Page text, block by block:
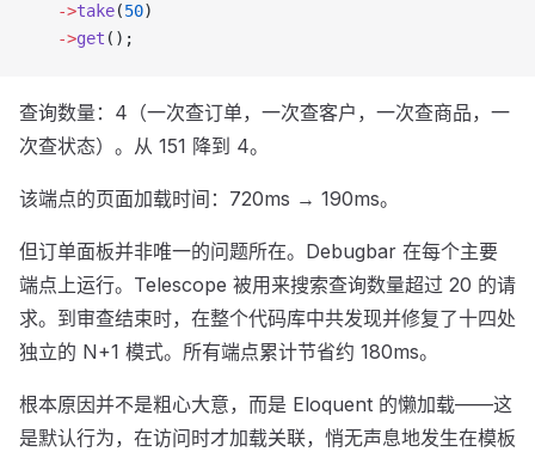
    ->
take(50)
    ->
get ();
查询数量：4（一次查订单，一次查客户，一次查商品，一
次查状态）。从 151 降到 4。
该端点的页面加载时间：720ms → 190ms。
但订单面板并非唯一的问题所在。Debugbar 在每个主要
端点上运行。Telescope 被用来搜索查询数量超过 20 的请
求。到审查结束时，在整个代码库中共发现并修复了十四处
独立的 N+1 模式。所有端点累计节省约 180ms。
根本原因并不是粗心大意，而是 Eloquent 的懒加载——这
是默认行为，在访问时才加载关联，悄无声息地发生在模板